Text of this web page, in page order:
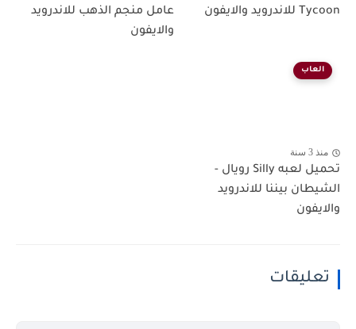
Tycoon للاندرويد والايفون
عامل منجم الذهب للاندرويد
والايفون
العاب
منذ 3 سنة
تحميل لعبه Silly رويال -
الشيطان بيننا للاندرويد
والايفون
تعليقات